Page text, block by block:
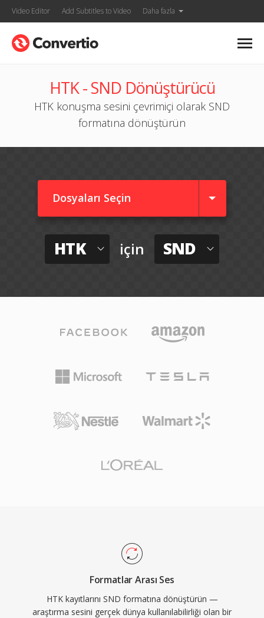
Video Editor Add Subtitles to Video Daha fazla
HTK - SND Dönüştürücü
HTK konuşma sesini çevrimiçi olarak SND
formatına dönüştürün
Dosyaları Seçin
HTK için SND
Formatlar Arası Ses
HTK kayıtlarını SND formatına dönüştürün —
araştırma sesini gerçek dünya kullanılabilirliği olan bir